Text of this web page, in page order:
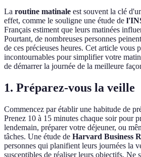
La routine matinale est souvent la clé
effet, comme le souligne une étude de
Français estiment que leurs matinées
Pourtant, de nombreuses personnes
de ces précieuses heures. Cet article vous
incontournables pour simplifier votre
de démarrer la journée de la meilleure
1. Préparez-vous la veille
Commencez par établir une habitude de
Prenez 10 à 15 minutes chaque soir pour
lendemain, préparer votre déjeuner, ou
tâches. Une étude de Harvard Business
personnes qui planifient leurs journées la
susceptibles de réaliser leurs objectifs. Ne